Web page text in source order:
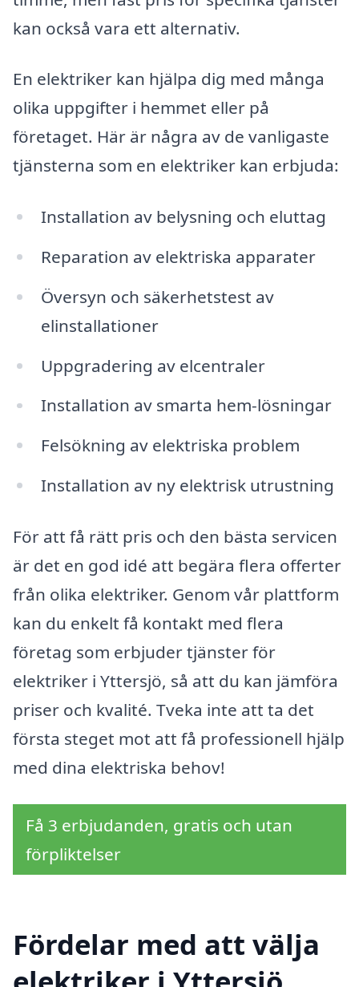
kan också vara ett alternativ.
En elektriker kan hjälpa dig med många
olika uppgifter i hemmet eller på
företaget. Här är några av de vanligaste
tjänsterna som en elektriker kan erbjuda:
Installation av belysning och eluttag
Reparation av elektriska apparater
Översyn och säkerhetstest av
elinstallationer
Uppgradering av elcentraler
Installation av smarta hem-lösningar
Felsökning av elektriska problem
Installation av ny elektrisk utrustning
För att få rätt pris och den bästa servicen
är det en god idé att begära flera offerter
från olika elektriker. Genom vår plattform
kan du enkelt få kontakt med flera
företag som erbjuder tjänster för
elektriker i Yttersjö, så att du kan jämföra
priser och kvalité. Tveka inte att ta det
första steget mot att få professionell hjälp
med dina elektriska behov!
Få 3 erbjudanden, gratis och utan
förpliktelser
Fördelar med att välja